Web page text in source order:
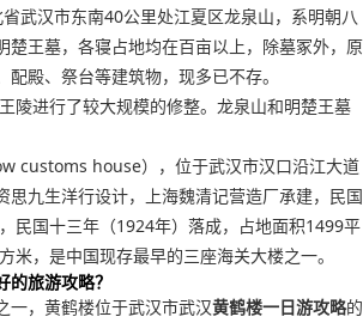
武汉市东南40公里处江夏区龙泉山，系明朝八
楚王墓，各寝占地均在百亩以上，除墓冢外，原
殿、祭台等建筑物，现多已不存。
陵进行了较大规模的修整。龙泉山和明楚王墓
customs house），位于武汉市汉口沿江大道
思九生洋行设计，上海魏清记营造厂承建，民国
民国十三年（1924年）落成，占地面积1499平
米，是中国现存最早的三座海关大楼之一。
旅游攻略？
一，黄鹤楼位于武汉市武汉黄鹤楼一日游攻略的